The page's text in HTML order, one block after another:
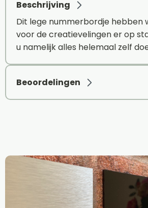
Beschrijving
Dit lege nummerbordje hebben
voor de creatievelingen er op
u namelijk alles helemaal zelf
Beoordelingen